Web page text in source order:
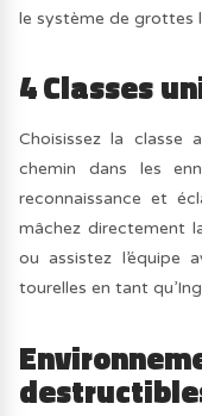
le système de grottes
4 Classes
Choisissez la classe
chemin dans les
reconnaissance et
mâchez directement
ou assistez l’équipe
tourelles en tant